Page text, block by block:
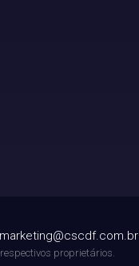
marketing@cscdf.com.br
proprietários.